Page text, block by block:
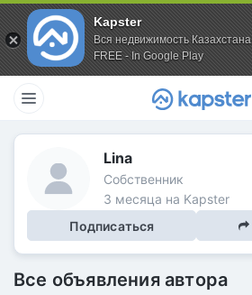
Kapster
Вся недвижимость Казахстана
FREE - In Google Play
Lina
Собственник
3 месяца на Kapster
Подписаться
Все объявления автора